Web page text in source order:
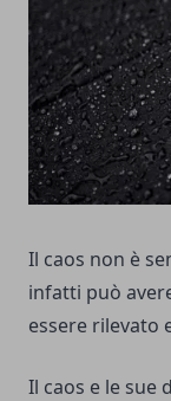
Il caos non è
infatti può
essere rilevato
Il caos e le sue